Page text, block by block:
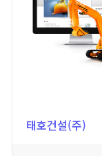
태호건설(주)